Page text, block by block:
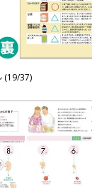
(19/37)